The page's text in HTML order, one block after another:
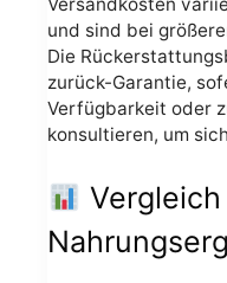
und sind bei
Die
zurück-Garantie,
Verfügbarkeit oder
konsultieren, um